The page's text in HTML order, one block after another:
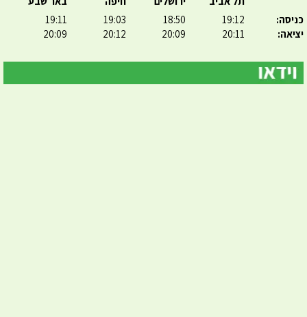
כניסה:
יציאה:
19:12
20:11
18:50
20:09
19:03
20:12
19:11
20:09